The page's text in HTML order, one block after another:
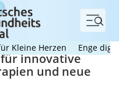
Menü
Herzen Enge
innovative
und neue